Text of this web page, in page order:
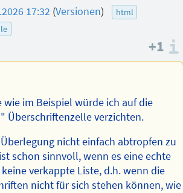
17:32 (Versionen)
html
+1
wie im Beispiel würde ich auf die
Überschriftenzelle verzichten.
nicht einfach abtropfen zu
schon sinnvoll, wenn es eine echte
verkappte Liste, d.h. wenn die
nicht für sich stehen können, wie